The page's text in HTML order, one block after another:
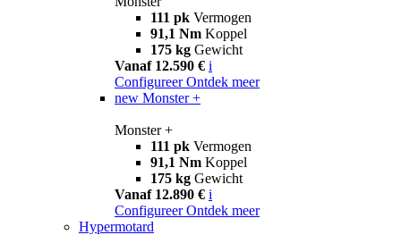
111 pk Vermogen
91,1 Nm Koppel
175 kg Gewicht
Vanaf 12.590 € i
Configureer Ontdek meer
new Monster +
Monster +
111 pk Vermogen
91,1 Nm Koppel
175 kg Gewicht
Vanaf 12.890 € i
Configureer Ontdek meer
Hypermotard